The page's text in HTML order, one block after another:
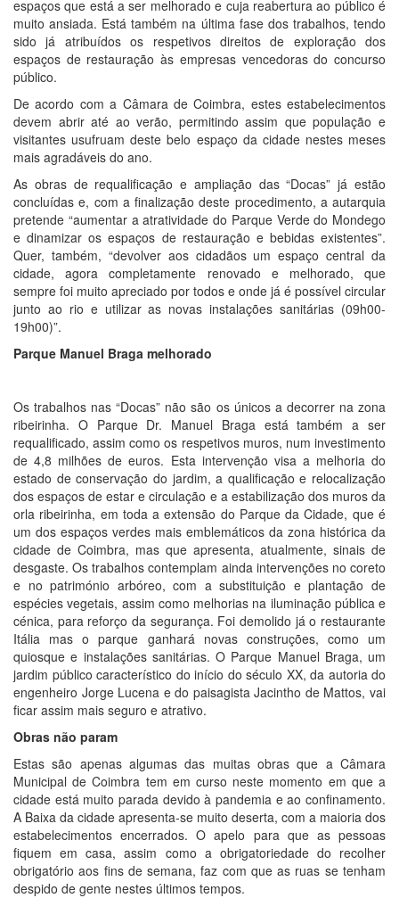
espaços que está a ser melhorado e cuja reabertura ao público é
muito ansiada. Está também na última fase dos trabalhos, tendo
sido já atribuídos os respetivos direitos de exploração dos
espaços de restauração às empresas vencedoras do concurso
público.
De acordo com a Câmara de Coimbra, estes estabelecimentos
devem abrir até ao verão, permitindo assim que população e
visitantes usufruam deste belo espaço da cidade nestes meses
mais agradáveis do ano.
As obras de requalificação e ampliação das “Docas” já estão
concluídas e, com a finalização deste procedimento, a autarquia
pretende “aumentar a atratividade do Parque Verde do Mondego
e dinamizar os espaços de restauração e bebidas existentes”.
Quer, também, “devolver aos cidadãos um espaço central da
cidade, agora completamente renovado e melhorado, que
sempre foi muito apreciado por todos e onde já é possível circular
junto ao rio e utilizar as novas instalações sanitárias (09h00-
19h00)”.
Parque Manuel Braga melhorado
Os trabalhos nas “Docas” não são os únicos a decorrer na zona
ribeirinha. O Parque Dr. Manuel Braga está também a ser
requalificado, assim como os respetivos muros, num investimento
de 4,8 milhões de euros. Esta intervenção visa a melhoria do
estado de conservação do jardim, a qualificação e relocalização
dos espaços de estar e circulação e a estabilização dos muros da
orla ribeirinha, em toda a extensão do Parque da Cidade, que é
um dos espaços verdes mais emblemáticos da zona histórica da
cidade de Coimbra, mas que apresenta, atualmente, sinais de
desgaste. Os trabalhos contemplam ainda intervenções no coreto
e no património arbóreo, com a substituição e plantação de
espécies vegetais, assim como melhorias na iluminação pública e
cénica, para reforço da segurança. Foi demolido já o restaurante
Itália mas o parque ganhará novas construções, como um
quiosque e instalações sanitárias. O Parque Manuel Braga, um
jardim público característico do início do século XX, da autoria do
engenheiro Jorge Lucena e do paisagista Jacintho de Mattos, vai
ficar assim mais seguro e atrativo.
Obras não param
Estas são apenas algumas das muitas obras que a Câmara
Municipal de Coimbra tem em curso neste momento em que a
cidade está muito parada devido à pandemia e ao confinamento.
A Baixa da cidade apresenta-se muito deserta, com a maioria dos
estabelecimentos encerrados. O apelo para que as pessoas
fiquem em casa, assim como a obrigatoriedade do recolher
obrigatório aos fins de semana, faz com que as ruas se tenham
despido de gente nestes últimos tempos.